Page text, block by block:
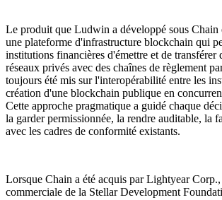
Le produit que Ludwin a développé sous Chain
une plateforme d'infrastructure blockchain qui
institutions financières d'émettre et de transférer
réseaux privés avec des chaînes de règlement
toujours été mis sur l'interopérabilité entre les
création d'une blockchain publique en
Cette approche pragmatique a guidé chaque
la garder permissionnée, la rendre auditable, la
avec les cadres de conformité existants.
Lorsque Chain a été acquis par Lightyear
commerciale de la Stellar Development